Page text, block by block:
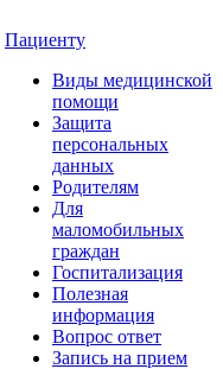
Пациенту
Виды медицинской
помощи
Защита
персональных
данных
Родителям
Для
маломобильных
граждан
Госпитализация
Полезная
информация
Вопрос ответ
Запись на прием